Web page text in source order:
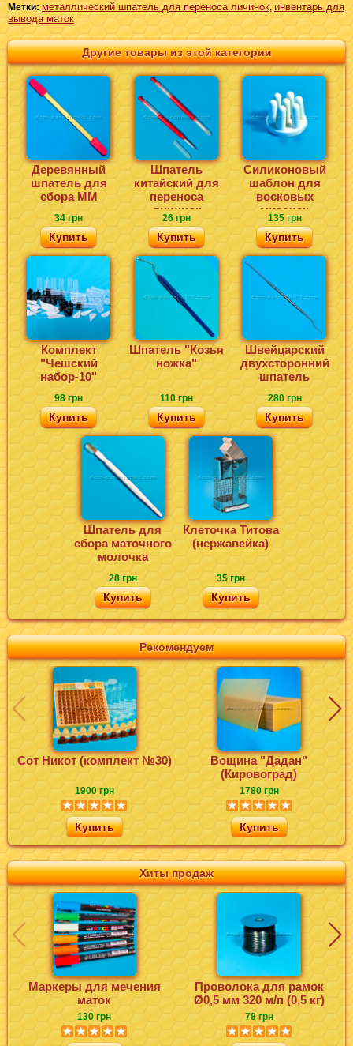
Хиты продаж
Маркеры для мечения
маток
130 грн
Проволока для рамок
Ø0,5 мм 320 м/п (0,5 кг)
78 грн
Рекомендуем
Сот Никот (комплект №30)
1900 грн
Купить
Вощина "Дадан"
(Кировоград)
1780 грн
Купить
Метки: металлический шпатель для переноса личинок, инвентарь для
вывода маток
Другие товары из этой категории
Деревянный
шпатель для
сбора ММ
34 грн
Купить
Шпатель
китайский для
переноса
личинок
26 грн
Купить
Силиконовый
шаблон для
восковых
мисочек
135 грн
Купить
Комплект
"Чешский
набор-10"
98 грн
Купить
Шпатель "Козья
ножка"
110 грн
Купить
Швейцарский
двухсторонний
шпатель
280 грн
Купить
Шпатель для
сбора маточного
молочка
28 грн
Купить
Клеточка Титова
(нержавейка)
35 грн
Купить